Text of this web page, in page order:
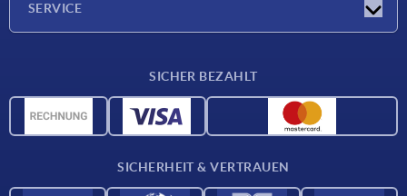
SERVICE
CAD-Daten
SICHER BEZAHLT
SICHERHEIT & VERTRAUEN